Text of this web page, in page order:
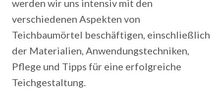
werden wir uns intensiv mit den
verschiedenen Aspekten von
Teichbaumörtel beschäftigen, einschließlich
der Materialien, Anwendungstechniken,
Pflege und Tipps für eine erfolgreiche
Teichgestaltung.